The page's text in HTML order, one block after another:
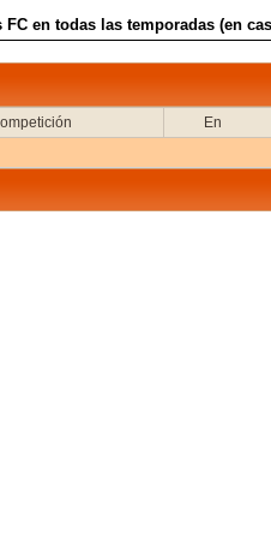
en todas las temporadas (en
En